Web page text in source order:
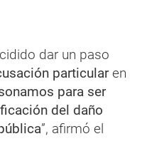
dar un paso
particularen
para ser
del daño
”, afirmó el